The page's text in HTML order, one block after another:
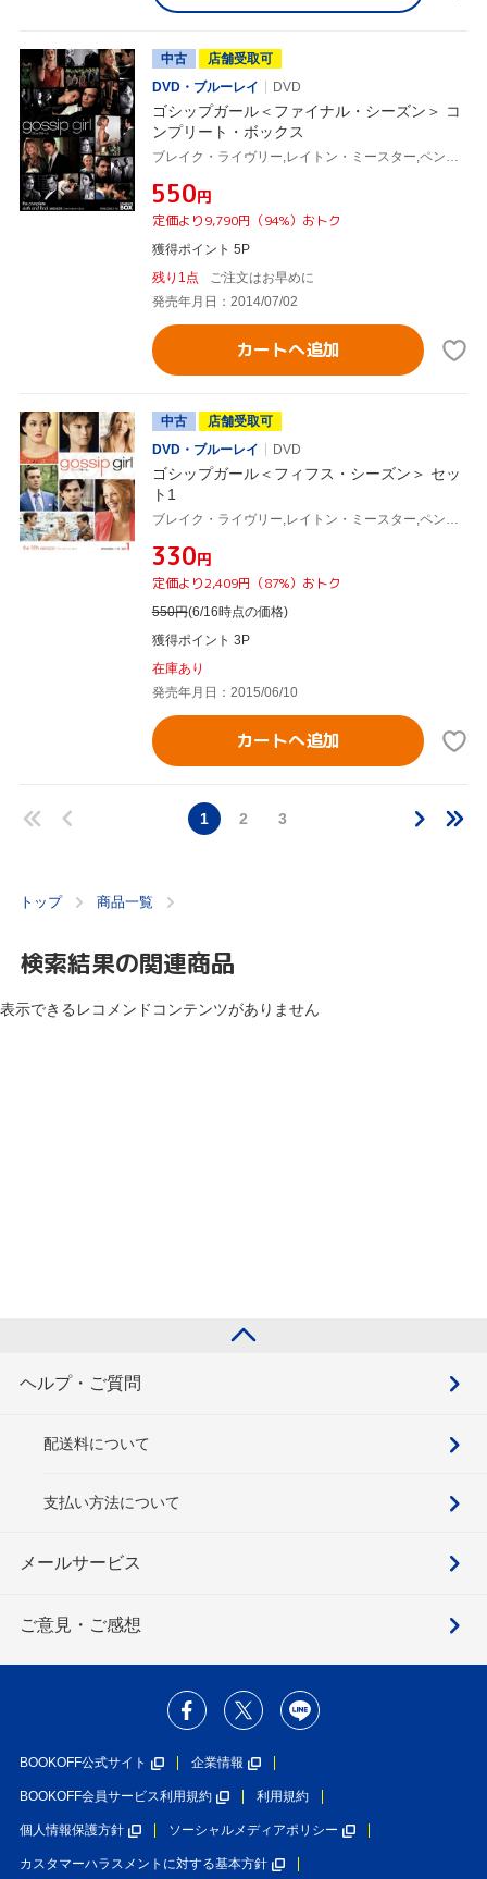
中古
店舗受取可
DVD・ブルーレイ
DVD
ゴシップガール＜ファイナル・シーズン＞ コ
ンプリート・ボックス
ブレイク・ライヴリー,レイトン・ミースター,ペン・バッジリー,セシリー・フォン・ジーゲザー(原作)
¥550円
定価より9,790円（94%）おトク
獲得ポイント 5P
残り1点
ご注文はお早めに
発売年月日：2014/07/02
カートへ追加
中古
店舗受取可
DVD・ブルーレイ
DVD
ゴシップガール＜フィフス・シーズン＞ セッ
ト1
ブレイク・ライヴリー,レイトン・ミースター,ペン・バッジリー,セシリー・フォン・ジーゲザー(原作)
¥330円
定価より2,409円（87%）おトク
550円(6/16時点の価格)
獲得ポイント 3P
在庫あり
発売年月日：2015/06/10
カートへ追加
1 2 3
トップ 商品一覧
検索結果の関連商品
表示できるレコメンドコンテンツがありません
ヘルプ・ご質問
配送料について
支払い方法について
メールサービス
ご意見・ご感想
BOOKOFF公式サイト 企業情報
BOOKOFF会員サービス利用規約 利用規約
個人情報保護方針 ソーシャルメディアポリシー
カスタマーハラスメントに対する基本方針